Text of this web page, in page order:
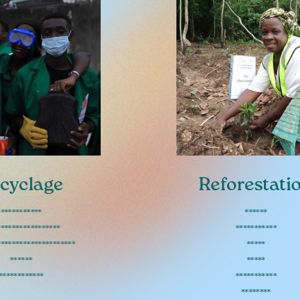
***********
******
******
***********
*****
*****
***********
********